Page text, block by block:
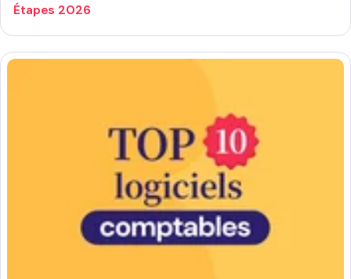
Étapes 2026